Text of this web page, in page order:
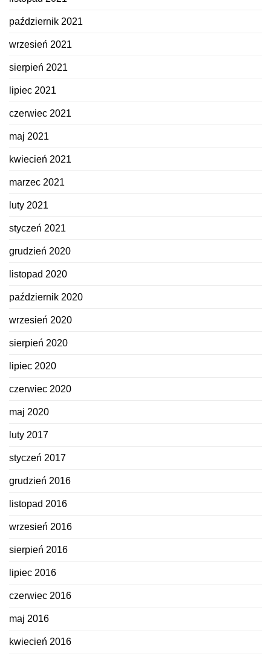
październik 2021
wrzesień 2021
sierpień 2021
lipiec 2021
czerwiec 2021
maj 2021
kwiecień 2021
marzec 2021
luty 2021
styczeń 2021
grudzień 2020
listopad 2020
październik 2020
wrzesień 2020
sierpień 2020
lipiec 2020
czerwiec 2020
maj 2020
luty 2017
styczeń 2017
grudzień 2016
listopad 2016
wrzesień 2016
sierpień 2016
lipiec 2016
czerwiec 2016
maj 2016
kwiecień 2016